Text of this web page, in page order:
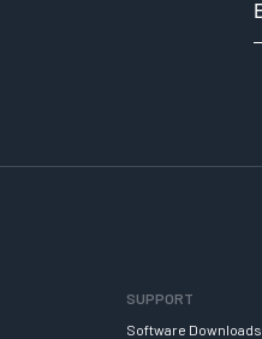
SUPPORT
Software Downloads